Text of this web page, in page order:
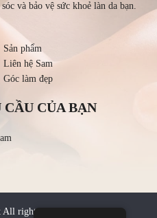
và bảo vệ sức khoẻ làn da bạn.
Sản phẩm
Liên hệ Sam
Góc làm đẹp
CỦA BẠN
rights reserved.